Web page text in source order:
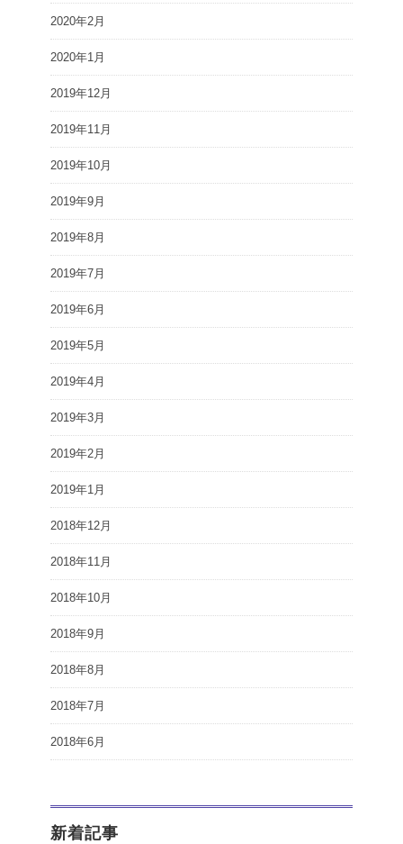
2020年2月
2020年1月
2019年12月
2019年11月
2019年10月
2019年9月
2019年8月
2019年7月
2019年6月
2019年5月
2019年4月
2019年3月
2019年2月
2019年1月
2018年12月
2018年11月
2018年10月
2018年9月
2018年8月
2018年7月
2018年6月
新着記事